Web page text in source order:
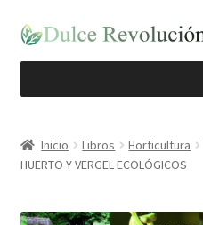
Ir
navegación
Ir
Productos Dulce Revolucion
Complementos Nutricionales
Inicio Libros Horticultura
HUERTO Y VERGEL ECOLÓGICOS